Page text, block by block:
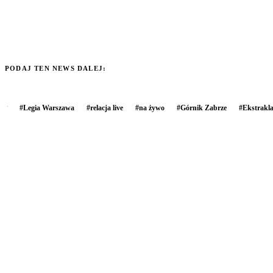
PODAJ TEN NEWS DALEJ:
#Legia Warszawa #relacja live #na żywo #Górnik Zabrze #